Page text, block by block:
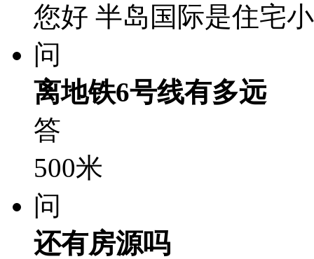
您好 半岛国际是住宅
问
离地铁6号线有多远
答
500米
问
还有房源吗